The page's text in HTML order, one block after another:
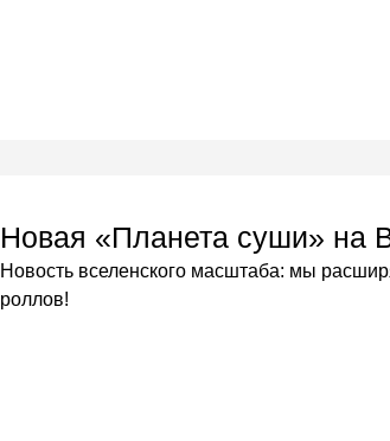
Новая «Планета суши» на
Новость вселенского масштаба: мы
роллов!